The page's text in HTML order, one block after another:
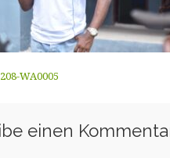
WA0005
einen